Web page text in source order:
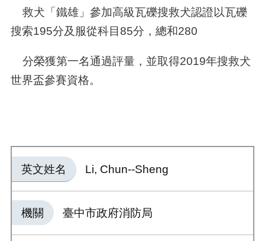
救犬「鐵雄」參加高級瓦礫搜救犬認證以瓦礫
搜索195分及服從科目85分，總和280
分榮獲第一名通過評量，並取得2019年搜救犬
世界盃參賽資格。
英文姓名 Li, Chun--Sheng
機關 臺中市政府消防局